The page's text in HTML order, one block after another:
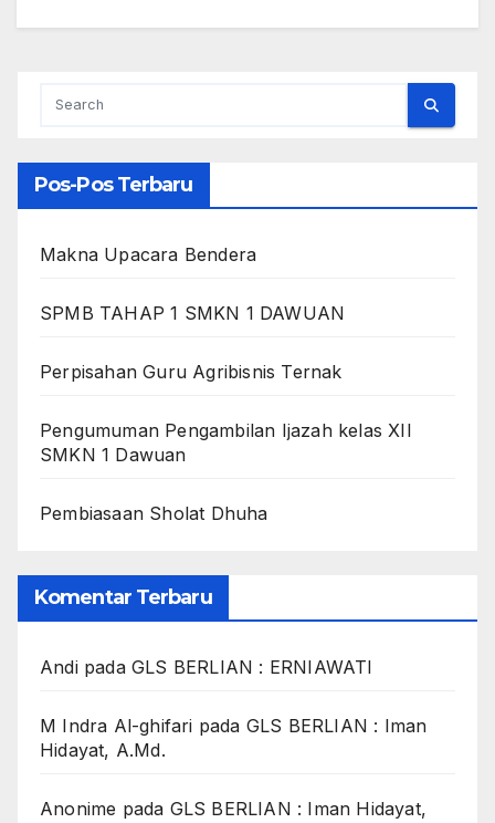
Pos-Pos Terbaru
Makna Upacara Bendera
SPMB TAHAP 1 SMKN 1 DAWUAN
Perpisahan Guru Agribisnis Ternak
Pengumuman Pengambilan Ijazah kelas XII
SMKN 1 Dawuan
Pembiasaan Sholat Dhuha
Komentar Terbaru
AndipadaGLS BERLIAN : ERNIAWATI
M Indra Al-ghifari pada GLS BERLIAN : Iman
Hidayat, A.Md.
Anonime pada GLS BERLIAN : Iman Hidayat,